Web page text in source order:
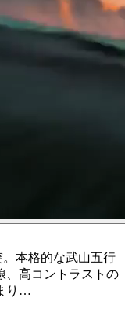
本格的な武山五行
、高コントラストの
り…